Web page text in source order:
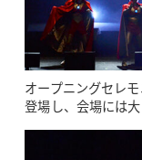
オープニングセレ
登場し、会場には